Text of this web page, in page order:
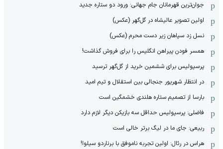
جوان‌ترین قهرمانان جام جهانی: ورود دو ستاره جدید
اولین تصویر عالیشاه در گل‌گهر (عکس)
نسل زد سپاهان زیر دست محرم (عکس)
همسر فودن پیراهن انگلیس را برای فروش گذاشت!
پرسپولیس برای ششمین خرید از گل‌گهر ترسید
در انتظار شهریور جنجالی بین استقلال و تیم امید
بارسا از تصمیم ستاره هلندی خشمگین است
فاضلی: پرسپولیس حداقل سه بازیکن دیگر لازم دارد
ربیعی: جای ما در لیگ برتر خالی است
هراس در رئال: اولین تجربه ناموفق با برناردو سیلوا!